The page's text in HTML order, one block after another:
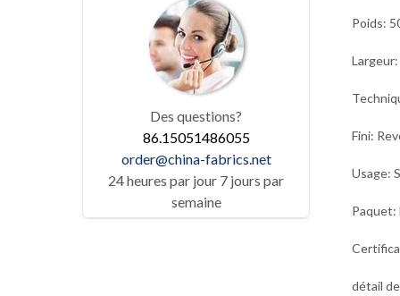
Poids:
Fini:
Usage:
Paquet:
détail
Des questions?
86.15051486055
order@china-fabrics.net
24 heures par jour 7 jours par
semaine